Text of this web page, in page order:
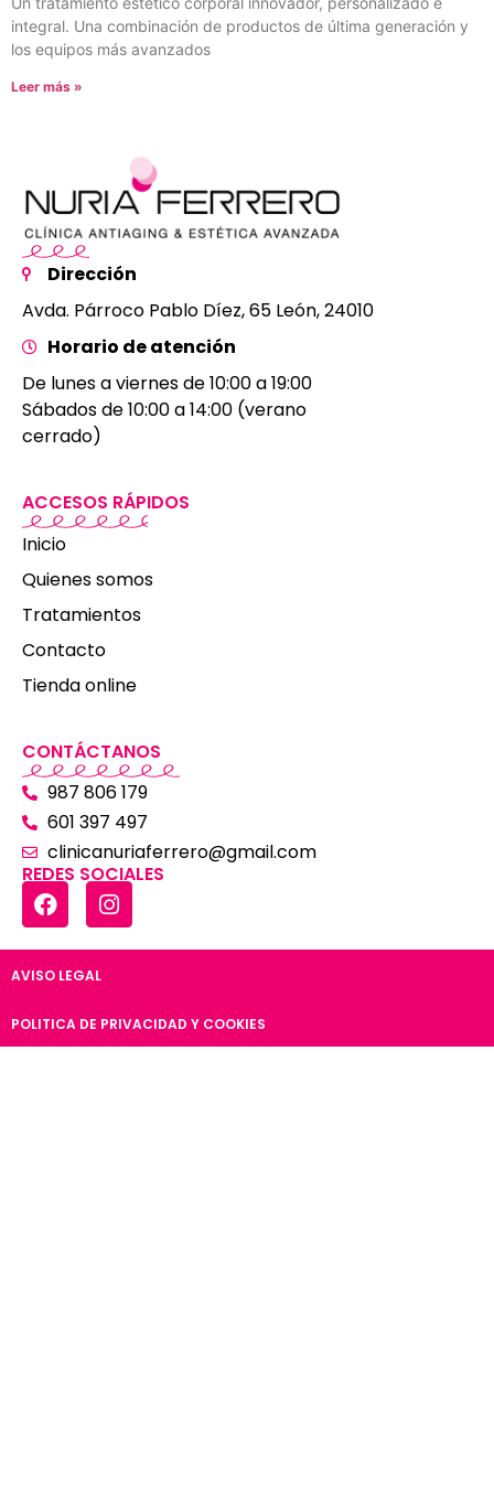
integral. Una combinación de productos de última generación y
los equipos más avanzados
Leer más »
Dirección
Avda. Párroco Pablo Díez, 65 León, 24010
Horario de atención
De lunes a viernes de 10:00 a 19:00
Sábados de 10:00 a 14:00 (verano
cerrado)
ACCESOS RÁPIDOS
Inicio
Quienes somos
Tratamientos
Contacto
Tienda online
CONTÁCTANOS
987 806 179
601 397 497
clinicanuriaferrero@gmail.com
REDES SOCIALES
AVISO LEGAL
POLITICA DE PRIVACIDAD Y COOKIES